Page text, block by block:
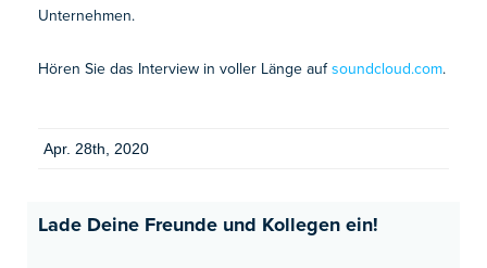
Unternehmen.
Hören Sie das Interview in voller Länge aufsoundcloud.com.
Apr. 28th, 2020
Lade Deine Freunde und Kollegen ein!